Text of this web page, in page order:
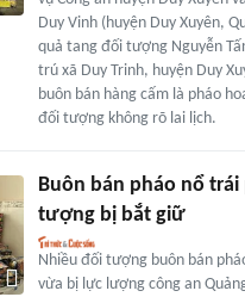
Duy Vinh (huyện Duy Xuyên,
quả tang đối tượng Nguyễn
trú xã Duy Trinh, huyện Duy
buôn bán hàng cấm là pháo
đối tượng không rõ lai lịch.
Buôn bán pháo nổ
tượng bị bắt giữ
Nhiều đối tượng buôn bán
vừa bị lực lượng công an